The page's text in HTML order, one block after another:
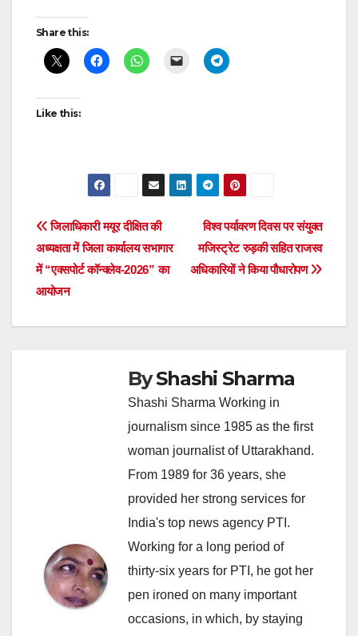
Post
navigation
Share this:
Like this:
Post
navigation
विश्व पर्यावरण दिवस पर संयुक्त
मजिस्ट्रेट रुड़की सहित राजस्व
अधिकारियों ने किया पौधारोपण
जिलाधिकारी मयूर दीक्षित की
अध्यक्षता में जिला कार्यालय सभागार
में “एक्सपोर्ट कॉन्क्लेव-2026” का
आयोजन
ByShashi Sharma
Shashi Sharma Working in
journalism since 1985 as the first
woman journalist of Uttarakhand.
From 1989 for 36 years, she
provided her strong services for
India's top news agency PTI.
Working for a long period of
thirty-six years for PTI, he got her
pen ironed on many important
occasions, in which, by staying